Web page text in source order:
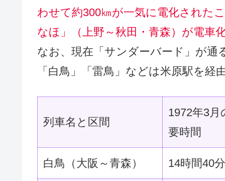
わせて約300㎞が一気に電化された
なほ」（上野～秋田・青森）が電車
なお、現在「サンダーバード」が通
「白鳥」「雷鳥」などは米原駅を経
列車名と区間
1972年3月
要時間
白鳥（大阪～青森） 14時間40分